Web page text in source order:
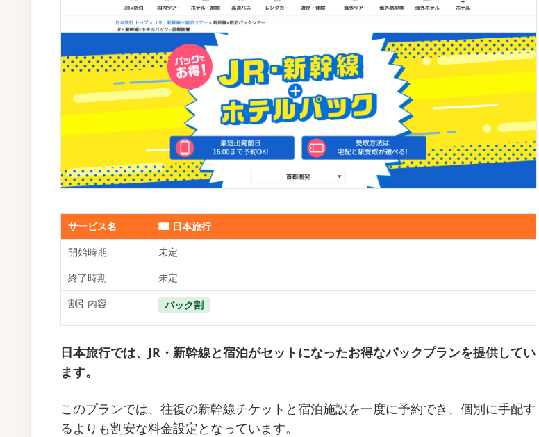
サービス名
日本旅行
開始時期
未定
終了時期
未定
割引内容
パック割
日本旅行では、JR・新幹線と宿泊がセットになったお得なパックプランを提供してい
ます。
このプランでは、往復の新幹線チケットと宿泊施設を一度に予約でき、個別に手配す
るよりも割安な料金設定となっています。